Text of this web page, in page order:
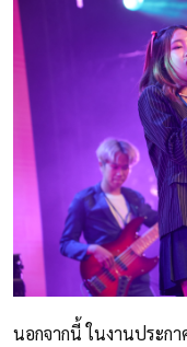
นอกจากนี้ ในงานประกา